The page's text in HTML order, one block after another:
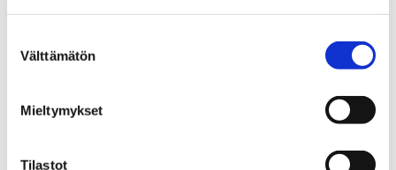
valinta
Välttämätön
Mieltymykset
Tilastot
Thermia Turva -vakuutus
5 vuoden ja ilmalämpöpumpuille 3 vuoden tehdastakuu,
jonka jälkeen sinun on mahdollista hankkia Thermia Turva -
lisäturvaksi takuun jälkeiselle ajalle aina 16-18 vuoteen